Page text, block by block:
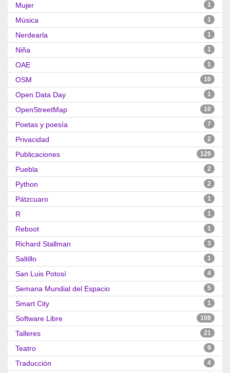
Mujer 1
Música 1
Nerdearla 1
Niña 1
OAE 1
OSM 10
Open Data Day 1
OpenStreetMap 10
Poetas y poesía 7
Privacidad 2
Publicaciones 129
Puebla 2
Python 2
Pátzcuaro 1
R 1
Reboot 1
Richard Stallman 3
Saltillo 1
San Luis Potosí 4
Semana Mundial del Espacio 5
Smart City 1
Software Libre 108
Talleres 21
Teatro 9
Traducción 4